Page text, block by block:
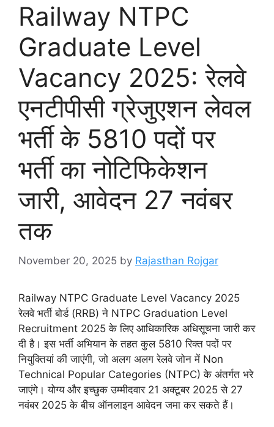
Railway NTPC
Graduate Level
Vacancy 2025: रेलवे
एनटीपीसी ग्रेजुएशन लेवल
भर्ती के 5810 पदों पर
भर्ती का नोटिफिकेशन
जारी, आवेदन 27 नवंबर
तक
November 20, 2025 by Rajasthan Rojgar
Railway NTPC Graduate Level Vacancy 2025
रेलवे भर्ती बोर्ड (RRB) ने NTPC Graduation Level
Recruitment 2025 के लिए आधिकारिक अधिसूचना जारी कर
दी है। इस भर्ती अभियान के तहत कुल 5810 रिक्त पदों पर
नियुक्तियां की जाएंगी, जो अलग अलग रेलवे जोन में Non
Technical Popular Categories (NTPC) के अंतर्गत भरे
जाएंगे। योग्य और इच्छुक उम्मीदवार 21 अक्टूबर 2025 से 27
नवंबर 2025 के बीच ऑनलाइन आवेदन जमा कर सकते हैं।